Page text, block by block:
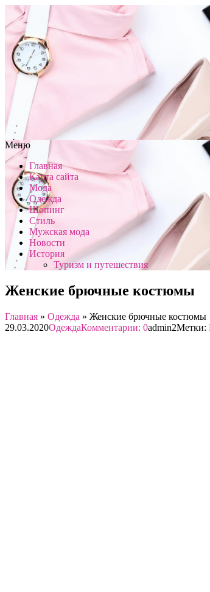
Меню
Главная
Карта сайта
Мода
Одежда
Шопинг
Стиль
Мужская мода
Новости
История
Туризм и путешествия
Женские брючные костюмы
Главная » Одежда » Женские брючные костюмы
29.03.2020ОдеждаКомментарии: 0admin2Метки: